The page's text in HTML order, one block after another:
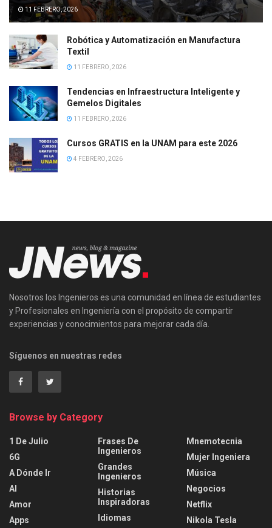
11 FEBRERO, 2026
Robótica y Automatización en Manufactura
Textil
11 FEBRERO, 2026
Tendencias en Infraestructura Inteligente y
Gemelos Digitales
11 FEBRERO, 2026
Cursos GRATIS en la UNAM para este 2026
4 FEBRERO, 2026
Nosotros los Ingenieros es una comunidad en línea de estudiantes
y Profesionales en Ingeniería con el propósito de compartir
experiencias y conocimientos para mejorar cada día.
Síguenos en nuestras redes
Browse by Category
1 De Julio
6G
A Dónde Ir
AI
Amor
Apps
Frases De
Ingenieros
Grandes
Ingenieros
Historias
Inspiradoras
Idiomas
Mnemotecnia
Mujer Ingeniera
Música
Negocios
Netflix
Nikola Tesla